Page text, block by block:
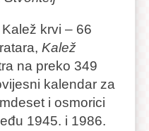
krvi – 66
Kalež
na preko 349
kalendar za
i osmorici
1945. i 1986.